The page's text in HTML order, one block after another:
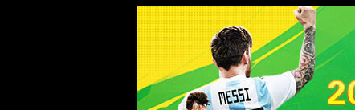
拉斯维加斯(Macau)股份有限